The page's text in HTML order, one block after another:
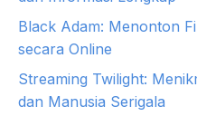
Black Adam: Menonton
secara Online
Streaming Twilight:
dan Manusia Serigala